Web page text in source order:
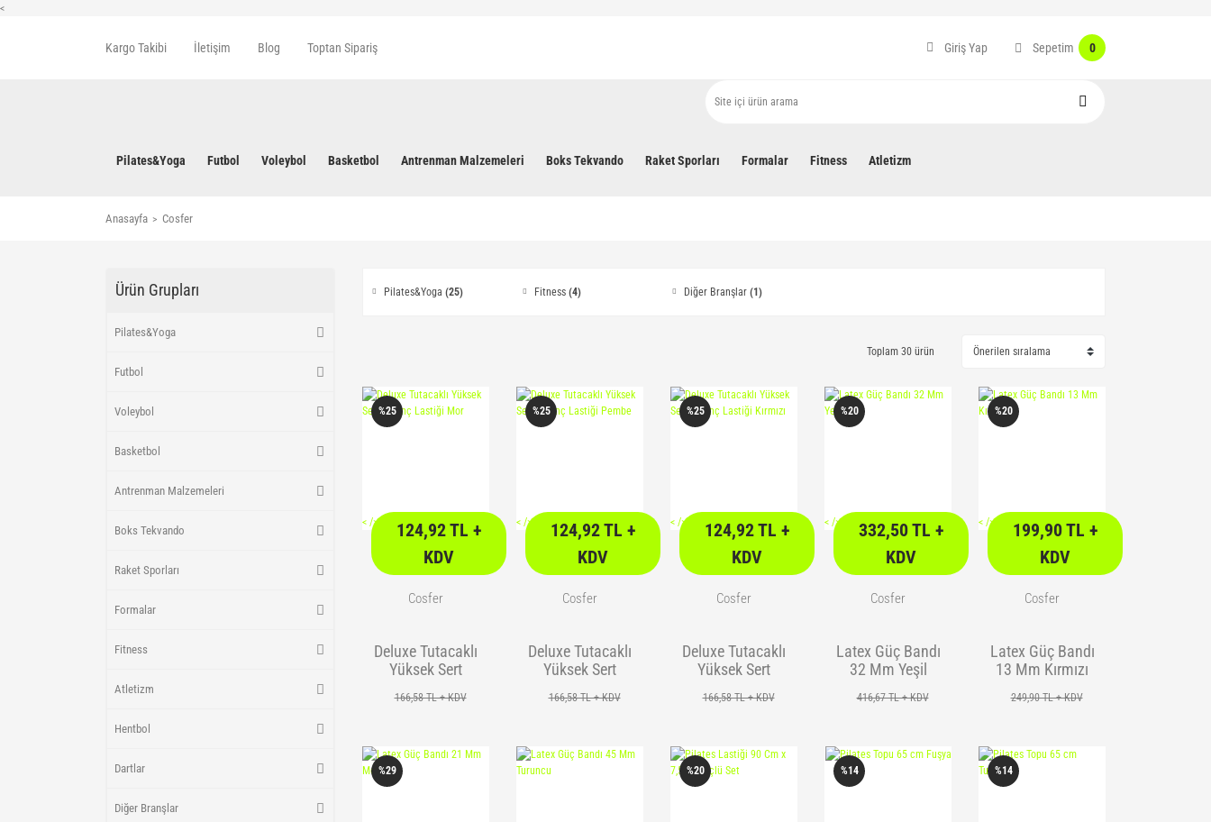
<
Kargo Takibi İletişim Blog Toptan Sipariş Giriş Yap Sepetim 0
Pilates&Yoga Futbol Voleybol Basketbol Antrenman Malzemeleri Boks Tekvando Raket Sporları Formalar Fitness Atletizm
Anasayfa Cosfer
Ürün Grupları
Pilates&Yoga
Futbol
Voleybol
Basketbol
Antrenman Malzemeleri
Boks Tekvando
Raket Sporları
Formalar
Fitness
Atletizm
Hentbol
Dartlar
Diğer Branşlar
Pilates&Yoga (25) Fitness (4) Diğer Branşlar(1)
Toplam 30 ürün
%25
< /> />
124,92 TL +
KDV
Cosfer
Deluxe Tutacaklı
Yüksek Sert
Mor
166,58 TL + KDV
%25
< /> />
124,92 TL +
KDV
Cosfer
Deluxe Tutacaklı
Yüksek Sert
Pembe
166,58 TL + KDV
%25
< /> />
124,92 TL +
KDV
Cosfer
Deluxe Tutacaklı
Yüksek Sert
Kırmızı
166,58 TL + KDV
%20
< /> />
332,50 TL +
KDV
Cosfer
Latex Güç Bandı
32 Mm Yeşil
416,67 TL + KDV
%20
< /> />
199,90 TL +
KDV
Cosfer
Latex Güç Bandı
13 Mm Kırmızı
249,90 TL + KDV
%29 %20 %14 %14